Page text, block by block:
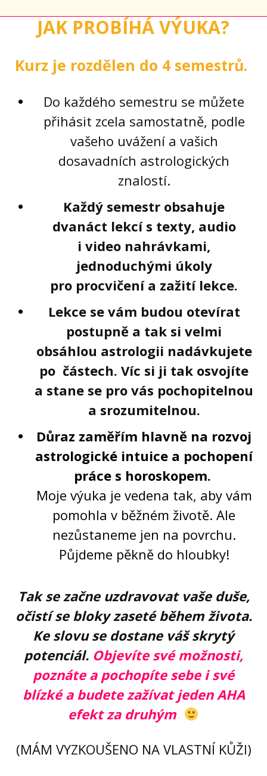
JAK PROBÍHÁ VÝUKA?
Kurz je rozdělen do 4 semestrů.
Do každého semestru se můžete
přihásit zcela samostatně, podle
vašeho uvážení a vašich
dosavadních astrologických
znalostí.
Každý semestr obsahuje
dvanáct lekcí s texty, audio
i video nahrávkami,
jednoduchými úkoly
pro procvičení a zažití lekce.
Lekce se vám budou otevírat
postupně a tak si velmi
obsáhlou astrologii nadávkujete
po částech. Víc si ji tak osvojíte
a stane se pro vás pochopitelnou
a srozumitelnou.
Důraz zaměřím hlavně na rozvoj
astrologické intuice a pochopení
práce s horoskopem.
Moje výuka je vedena tak, aby vám
pomohla v běžném životě. Ale
nezůstaneme jen na povrchu.
Půjdeme pěkně do hloubky!
Tak se začne uzdravovat vaše duše,
očistí se bloky zaseté během života.
Ke slovu se dostane váš skrytý
potenciál. Objevíte své možnosti,
poznáte a pochopíte sebe i své
blízké a budete zažívat jeden AHA
efekt za druhým
(MÁM VYZKOUŠENO NA VLASTNÍ KŮŽI)